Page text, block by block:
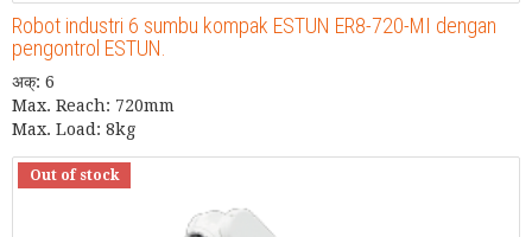
Robot industri 6 sumbu kompak ESTUN ER8-720-MI dengan
pengontrol ESTUN.
अक्: 6
Max. Reach: 720mm
Max. Load: 8kg
Out of stock